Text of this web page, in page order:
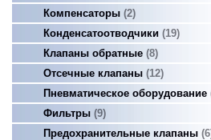
Компенсаторы 2
Конденсатоотводчики
19
Клапаны обратные 8
Отсечные клапаны 12
Пневматическое оборудование
Фильтры 9
Предохранительные клапаны 6